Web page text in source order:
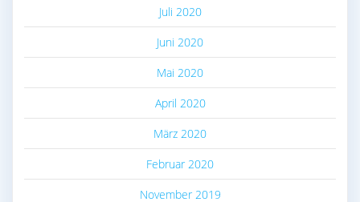
Juli 2020
Juni 2020
Mai 2020
April 2020
März 2020
Februar 2020
November 2019